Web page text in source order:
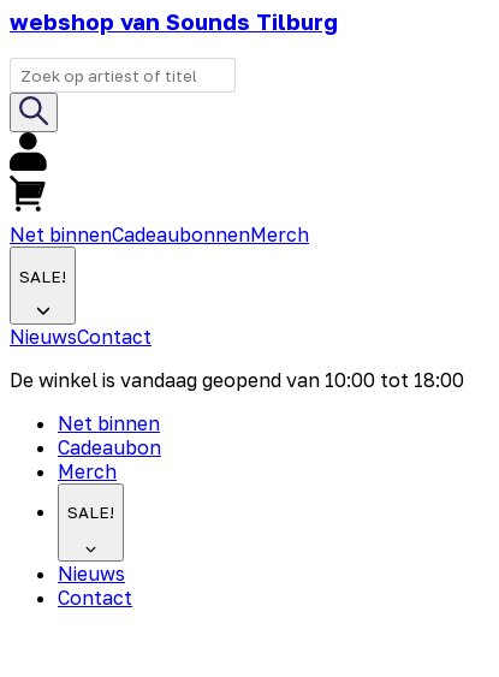
webshop van Sounds Tilburg
Net binnenCadeaubonnenMerch
SALE!
NieuwsContact
De winkel is vandaag geopend van 10:00 tot 18:00
Net binnen
Cadeaubon
Merch
SALE!
Nieuws
Contact